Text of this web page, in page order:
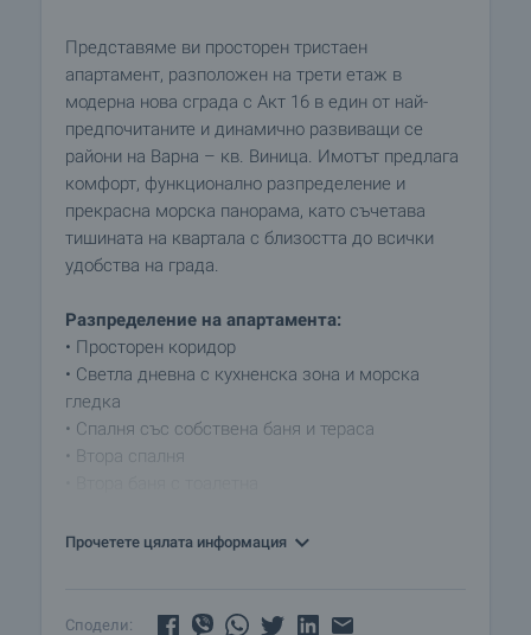
Представяме ви просторен тристаен
апартамент, разположен на трети етаж в
модерна нова сграда с Акт 16 в един от най-
предпочитаните и динамично развиващи се
райони на Варна – кв. Виница. Имотът предлага
комфорт, функционално разпределение и
прекрасна морска панорама, като съчетава
тишината на квартала с близостта до всички
удобства на града.
Разпределение на апартамента:
• Просторен коридор
• Светла дневна с кухненска зона и морска
гледка
• Спалня със собствена баня и тераса
• Втора спалня
"до ключ" по избор на клиента.
Прочетете цялата информация
Сподели: